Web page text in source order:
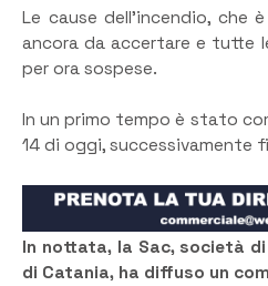
Le cause dell’incendio,
ancora da accertare e tutte
per ora sospese.
In un primo tempo è stato
14 di oggi, successivamente
In nottata, la Sac, società
di Catania, ha diffuso un